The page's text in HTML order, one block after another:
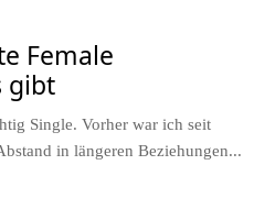
Female
gibt
Single. Vorher war ich seit
in längeren Beziehungen...